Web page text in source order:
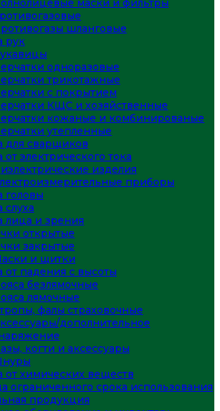
маски и фильтры
шланговые
рук
одноразовые
трикотажные
с покрытием
КЩС и хозяйственные
кожаные и комбинированые
утепленные
для сварщиков
от электрического тока
изделия
приборы
головы
слуха
лица и зрения
открытые
закрытые
и щитки
от падения с высоты
безлямочные
лямочные
фалы страховочные
дополнительное
когти и аксессуары
от химических веществ
ограниченного срока использования
продукция